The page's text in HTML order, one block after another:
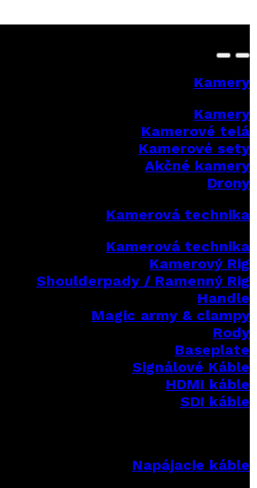
Kamery
Kamery
Kamerové telá
Kamerové sety
Akčné kamery
Drony
Kamerová technika
Kamerová technika
Kamerový Rig
Shoulderpady / Ramenný Rig
Handle
Magic army & clampy
Rody
Baseplate
Signálové Káble
HDMI káble
SDI káble
Napájacie káble